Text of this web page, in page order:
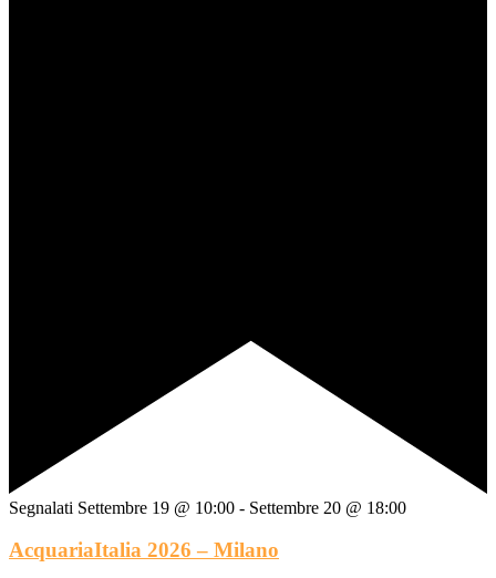
Segnalati Settembre 19 @ 10:00 - Settembre 20 @ 18:00
AcquariaItalia 2026 – Milano